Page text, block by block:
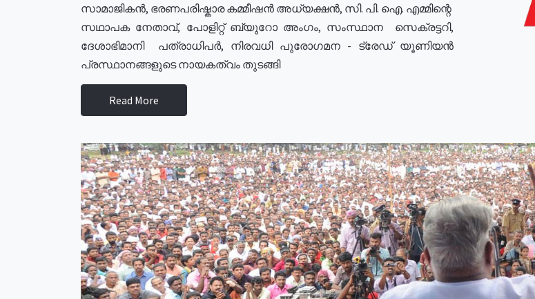
സാമാജികൻ, ഭരണപരിഷ്കാര കമ്മീഷൻ അധ്യക്ഷൻ, സി. പി. ഐ. എമ്മിന്റെ
സഥാപക നേതാവ്, പോളിറ്റ് ബ്യുറോ അംഗം, സംസ്ഥാന സെക്രട്ടറി,
ദേശാഭിമാനി പത്രാധിപർ, നിരവധി പുരോഗമന - ട്രേഡ് യൂണിയൻ
പ്രസ്ഥാനങ്ങളുടെ നായകത്വം തുടങ്ങി
Read More